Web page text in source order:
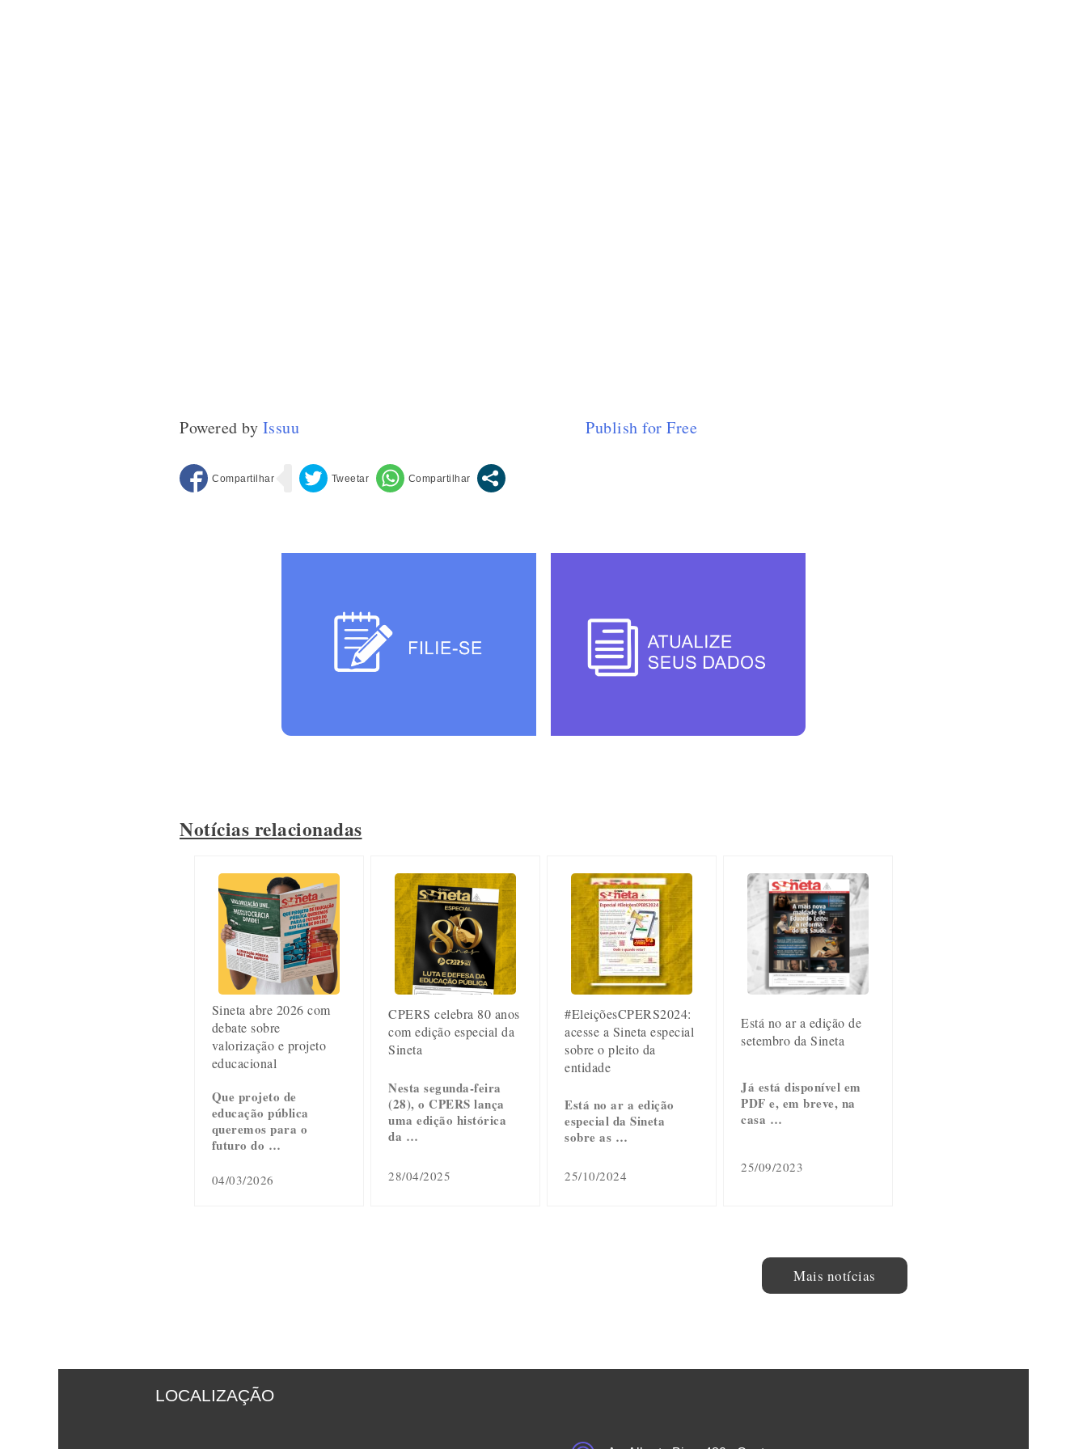
Powered by Issuu Publish for Free
Notícias relacionadas
Sineta abre 2026 com
debate sobre
valorização e projeto
educacional
Que projeto de
educação pública
queremos para o
futuro do …
04/03/2026
CPERS celebra 80 anos
com edição especial da
Sineta
Nesta segunda-feira
(28), o CPERS lança
uma edição histórica
da …
28/04/2025
#EleiçõesCPERS2024:
acesse a Sineta especial
sobre o pleito da
entidade
Está no ar a edição
especial da Sineta
sobre as …
25/10/2024
Está no ar a edição de
setembro da Sineta
Já está disponível em
PDF e, em breve, na
casa …
25/09/2023
Mais notícias
LOCALIZAÇÃO